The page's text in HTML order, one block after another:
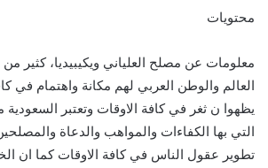
محتويات
معلومات عن مصلح العلياني ويكيبيديا، كثير
العالم والوطن العربي لهم مكانة واهتمام في
يظهوا ن ثغر في كافة الاوقات وتعتبر السعودية
التي بها الكفاءات والمواهب والدعاة
تطوير عقول الناس في كافة الاوقات كما ان